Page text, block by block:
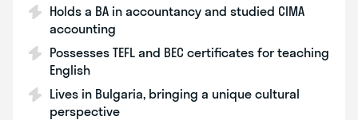
Holds a BA in accountancy and studied CIMA
accounting
Possesses TEFL and BEC certificates for teaching
English
Lives in Bulgaria, bringing a unique cultural
perspective